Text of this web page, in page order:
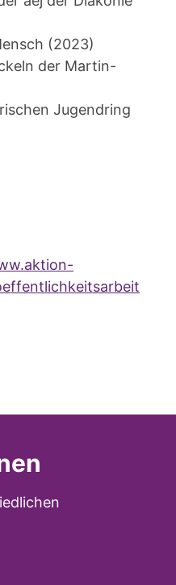
(2023)
der Martin-
Jugendring